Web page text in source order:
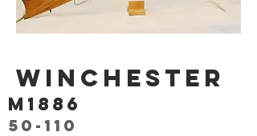
Winchester
M1886
50-110